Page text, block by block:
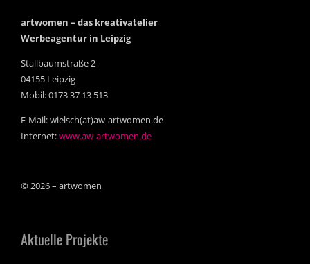
artwomen – das kreativatelier
Werbeagentur in Leipzig
Stallbaumstraße 2
04155 Leipzig
Mobil: 0173 37 13 513
E-Mail: wielsch(at)aw-artwomen.de
Internet:www.aw-artwomen.de
© 2026 – artwomen
Aktuelle Projekte